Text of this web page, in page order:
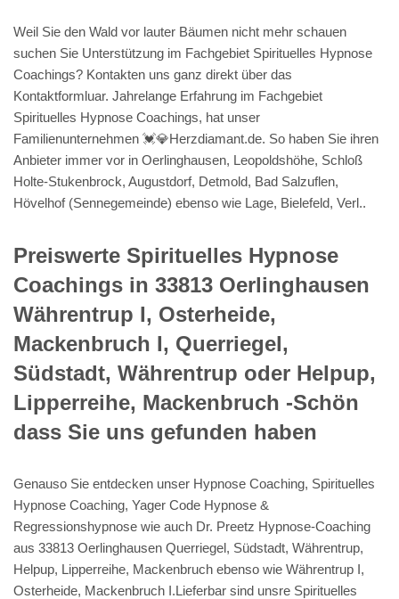
Weil Sie den Wald vor lauter Bäumen nicht mehr schauen
suchen Sie Unterstützung im Fachgebiet Spirituelles Hypnose
Coachings? Kontakten uns ganz direkt über das
Kontaktformluar. Jahrelange Erfahrung im Fachgebiet
Spirituelles Hypnose Coachings, hat unser
Familienunternehmen 💓️💎Herzdiamant.de. So haben Sie ihren
Anbieter immer vor in Oerlinghausen, Leopoldshöhe, Schloß
Holte-Stukenbrock, Augustdorf, Detmold, Bad Salzuflen,
Hövelhof (Sennegemeinde) ebenso wie Lage, Bielefeld, Verl..
Preiswerte Spirituelles Hypnose
Coachings in 33813 Oerlinghausen
Währentrup I, Osterheide,
Mackenbruch I, Querriegel,
Südstadt, Währentrup oder Helpup,
Lipperreihe, Mackenbruch -Schön
dass Sie uns gefunden haben
Genauso Sie entdecken unser Hypnose Coaching, Spirituelles
Hypnose Coaching, Yager Code Hypnose &
Regressionshypnose wie auch Dr. Preetz Hypnose-Coaching
aus 33813 Oerlinghausen Querriegel, Südstadt, Währentrup,
Helpup, Lipperreihe, Mackenbruch ebenso wie Währentrup I,
Osterheide, Mackenbruch I.Lieferbar sind unsre Spirituelles